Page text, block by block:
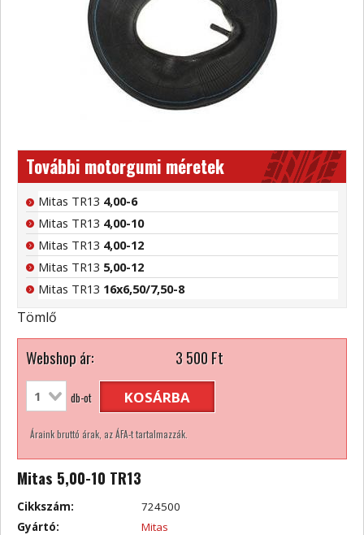
További motorgumi méretek
Mitas TR13 4,00-6
Mitas TR13 4,00-10
Mitas TR13 4,00-12
Mitas TR13 5,00-12
Mitas TR13 16x6,50/7,50-8
Tömlő
Webshop ár: 3 500Ft
db-ot KOSÁRBA
Áraink bruttó árak, az ÁFA-t tartalmazzák.
Mitas 5,00-10 TR13
Cikkszám:
724500
Gyártó:
Mitas